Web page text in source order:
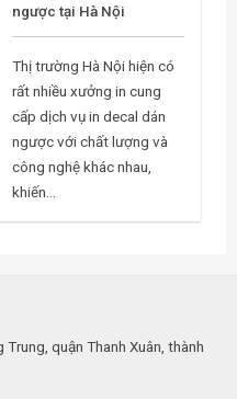
ngược tại Hà Nội
Thị trường Hà Nội hiện có
rất nhiều xưởng in cung
cấp dịch vụ in decal dán
ngược với chất lượng và
công nghệ khác nhau,
khiến...
quận Thanh Xuân, thành